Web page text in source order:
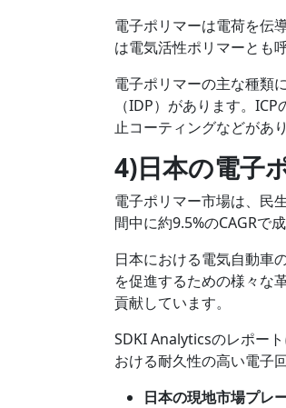
電子ポリマーは電荷を伝
は電気活性ポリマーとも
電子ポリマーの主な種類
（IDP）があります。
止コーティングなどがあり
4)日本の電子
電子ポリマー市場は、民
間中に約9.5%のCAGRで
日本における電気自動車
を促進するための様々な
貢献しています。
SDKI Analyticsのレポー
おける耐久性の高い電子
日本の現地市場プレ